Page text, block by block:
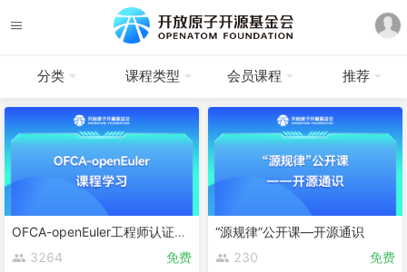
分类 课程类型 会员课程 推荐
OFCA-openEuler工程师认证课程
3264
免费
“源规律”公开课—开源通识
230
免费